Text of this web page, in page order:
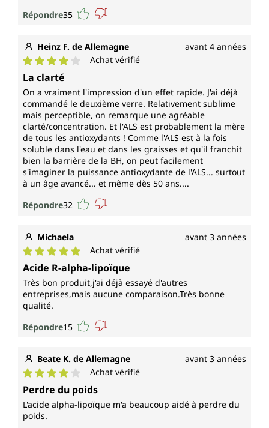
Répondre35
Heinz F. de Allemagne avant 4 années
Note moyenne de 4 sur 5 étoiles
Achat vérifié
La clarté
On a vraiment l'impression d'un effet rapide. J'ai déjà
commandé le deuxième verre. Relativement sublime
mais perceptible, on remarque une agréable
clarté/concentration. Et l'ALS est probablement la mère
de tous les antioxydants ! Comme l'ALS est à la fois
soluble dans l'eau et dans les graisses et qu'il franchit
bien la barrière de la BH, on peut facilement
s'imaginer la puissance antioxydante de l'ALS... surtout
à un âge avancé... et même dès 50 ans....
Répondre32
Michaela avant 3 années
Note moyenne de 5 sur 5 étoiles
Achat vérifié
Acide R-alpha-lipoïque
Très bon produit,j'ai déjà essayé d'autres
entreprises,mais aucune comparaison.Très bonne
qualité.
Répondre15
Beate K. de Allemagne avant 3 années
Note moyenne de 4 sur 5 étoiles
Achat vérifié
Perdre du poids
L'acide alpha-lipoïque m'a beaucoup aidé à perdre du
poids.